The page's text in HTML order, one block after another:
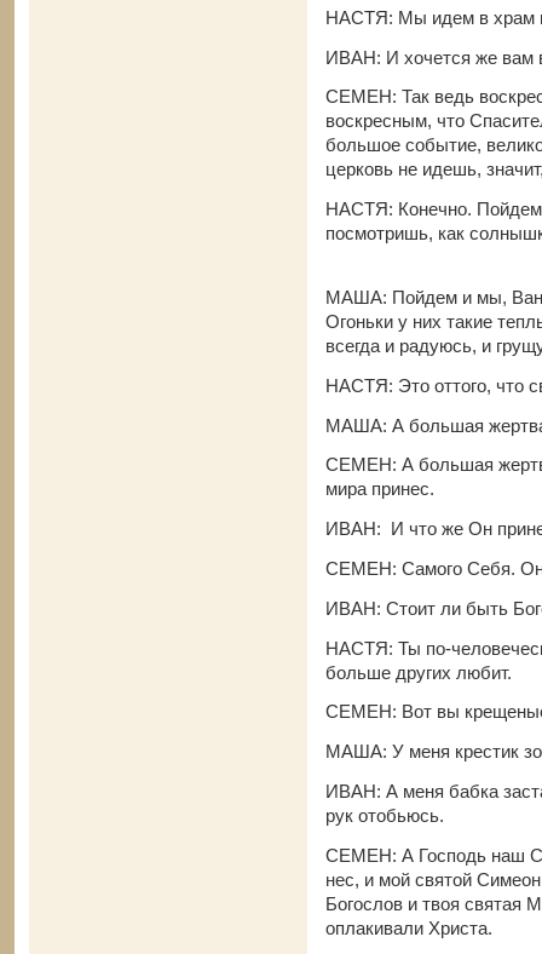
НАСТЯ: Мы идем в храм
ИВАН: И хочется же вам
СЕМЕН: Так ведь
воскресным, что
большое событие,
церковь не идешь,
НАСТЯ: Конечно. Пойдем
посмотришь, как
МАША: Пойдем и мы,
Огоньки у них такие
всегда и радуюсь, и
НАСТЯ: Это оттого, что
МАША: А большая жертва
СЕМЕН: А большая
мира принес.
ИВАН: И что же Он
СЕМЕН: Самого Себя. Он
ИВАН: Стоит ли быть
НАСТЯ: Ты по-
больше других любит.
СЕМЕН: Вот вы
МАША: У меня крестик
ИВАН: А меня бабка
рук отобьюсь.
СЕМЕН: А Господь наш
нес, и мой святой
Богослов и твоя святая
оплакивали Христа.